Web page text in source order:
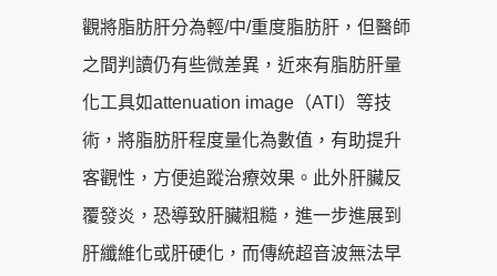
觀將脂肪肝分為輕/中/重度脂肪肝，但醫師
之間判讀仍有些微差異，近來有脂肪肝量
化工具如attenuation image（ATI）等技
術，將脂肪肝程度量化為數值，有助提升
客觀性，方便追蹤治療效果。此外肝臟反
覆發炎，恐導致肝臟粗糙，進一步進展到
肝纖維化或肝硬化，而傳統超音波無法早